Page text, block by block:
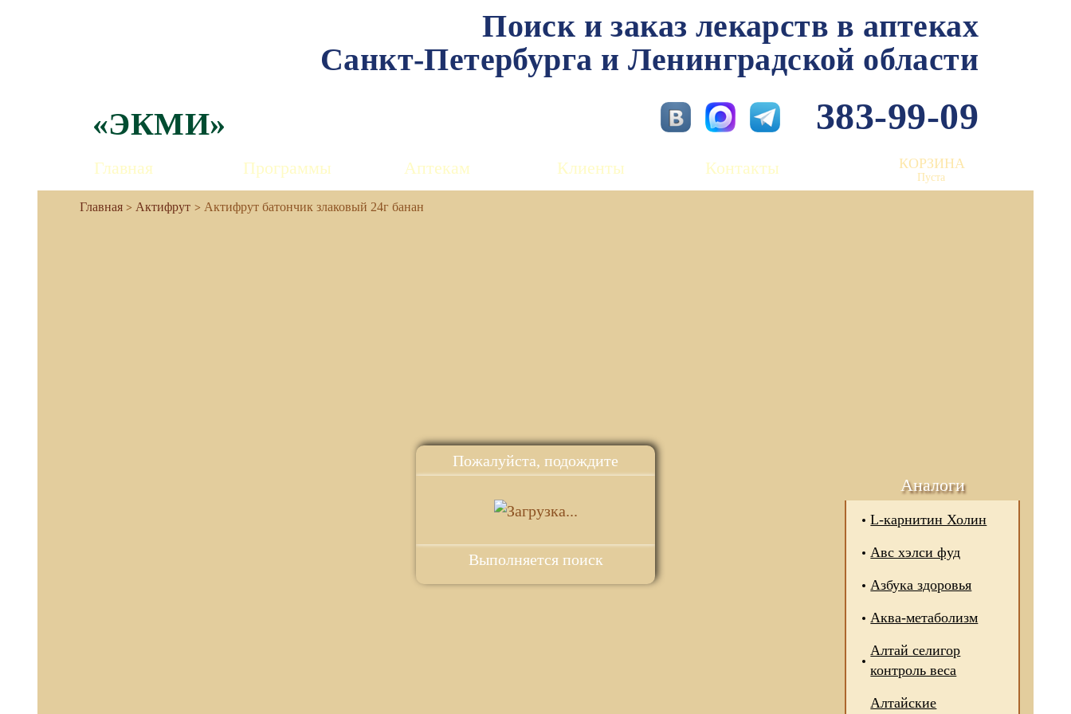
Пожалуйста, подождите
Выполняется поиск
Поиск и заказ лекарств в аптеках
Санкт-Петербурга и Ленинградской области
383-99-09
«ЭКМИ»
Главная Программы Аптекам Клиенты Контакты КОРЗИНА
Пуста
Актифрут Актифрут батончик злаковый 24г банан
Аналоги
L-карнитин Холин
Авс хэлси фуд
Азбука здоровья
Аква-метаболизм
Алтай селигор
контроль веса
Алтайские